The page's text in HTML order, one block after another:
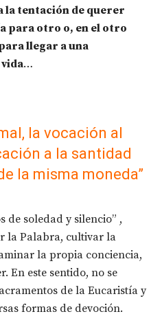
la tentación de querer
para otro o, en el otro
llegar a una
…
la vocación al
a la santidad
la misma moneda”
de soledad y silencio” ,
la Palabra, cultivar la
la propia conciencia,
En este sentido, no se
de la Eucaristía y
formas de devoción.